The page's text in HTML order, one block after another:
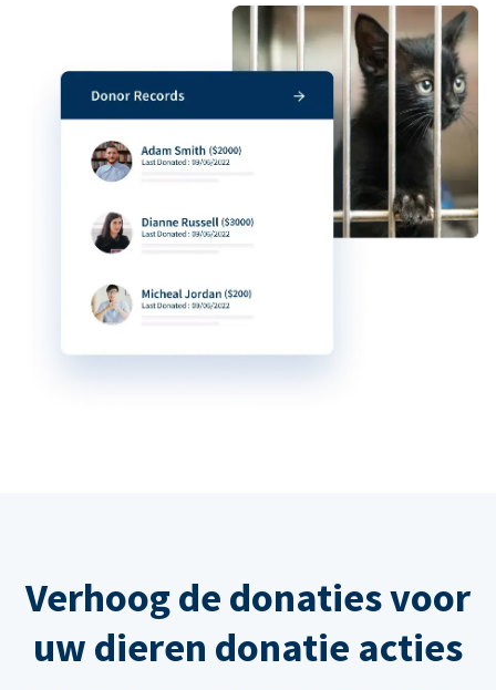
Verhoog de donaties voor
uw dieren donatie acties